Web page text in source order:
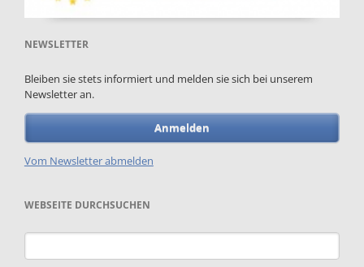
NEWSLETTER
Bleiben sie stets informiert und melden sie sich bei unserem
Newsletter an.
Anmelden
Vom Newsletter abmelden
WEBSEITE DURCHSUCHEN
Suchbegriffe